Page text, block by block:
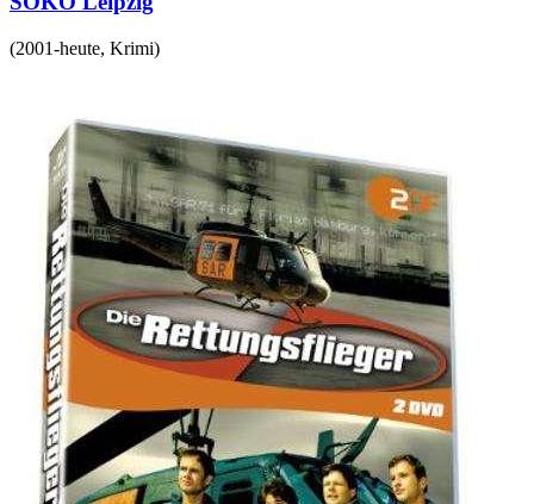
(2001-heute, Krimi)